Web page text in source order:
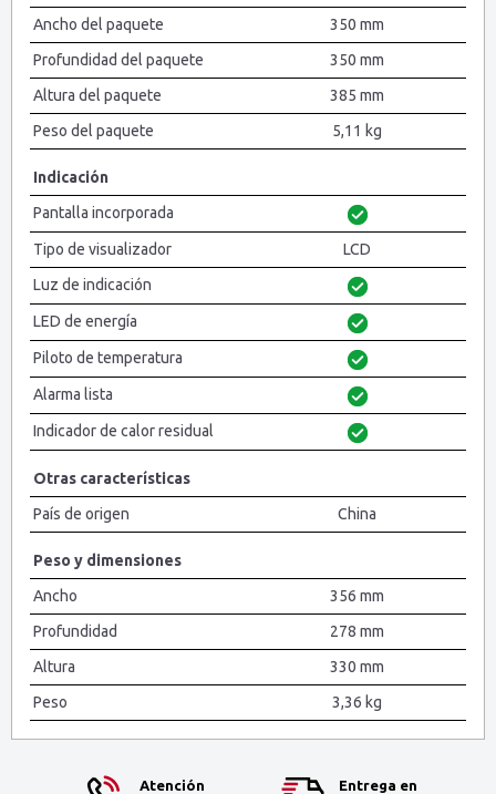
Ancho del paquete
350 mm
Profundidad del paquete
350 mm
Altura del paquete
385 mm
Peso del paquete
5,11 kg
Indicación
Pantalla incorporada
Tipo de visualizador
LCD
Luz de indicación
LED de energía
Piloto de temperatura
Alarma lista
Indicador de calor residual
Otras características
País de origen
China
Peso y dimensiones
Ancho
356 mm
Profundidad
278 mm
Altura
330 mm
Peso
3,36 kg
Atención
Entrega en